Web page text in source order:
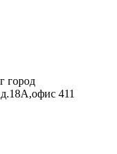
город
411